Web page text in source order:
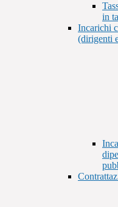
in
Incarichi
(dirigenti